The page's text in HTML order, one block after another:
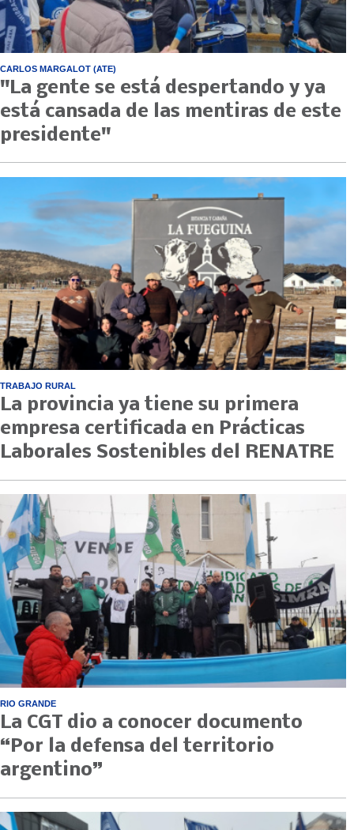
CARLOS MARGALOT (ATE)
"La gente se está despertando y ya
está cansada de las mentiras de este
presidente"
TRABAJO RURAL
La provincia ya tiene su primera
empresa certificada en Prácticas
Laborales Sostenibles del RENATRE
RIO GRANDE
La CGT dio a conocer documento
“Por la defensa del territorio
argentino”